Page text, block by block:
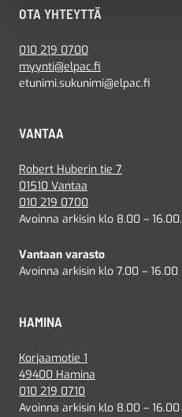
OTA YHTEYTTÄ
010 219 0700
myynti@elpac.fi
etunimi.sukunimi@elpac.fi
VANTAA
Robert Huberin tie 7
01510 Vantaa
010 219 0700
Avoinna arkisin klo 8.00 – 16.00.
Vantaan varasto
Avoinna arkisin klo 7.00 – 16.00
HAMINA
Korjaamotie 1
49400 Hamina
010 219 0710
Avoinna arkisin klo 8.00 – 16.00